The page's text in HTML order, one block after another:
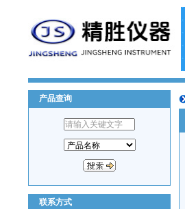
产品查询
联系方式